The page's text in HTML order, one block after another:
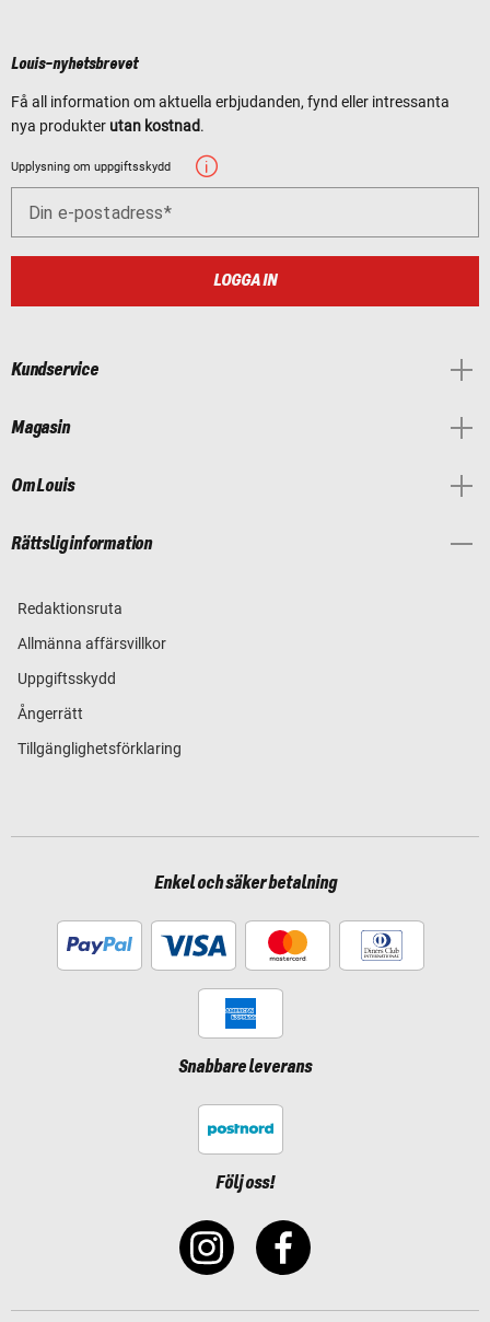
Louis-nyhetsbrevet
Få all information om aktuella erbjudanden, fynd eller intressanta
nya produkter utan kostnad.
Upplysning om uppgiftsskydd
Din e-postadress
LOGGA IN
Kundservice
Magasin
Om Louis
Rättslig information
Redaktionsruta
Allmänna affärsvillkor
Uppgiftsskydd
Ångerrätt
Tillgänglighetsförklaring
Enkel och säker betalning
Snabbare leverans
Följ oss!